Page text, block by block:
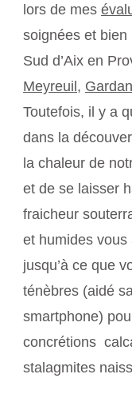
lors de mes
soignées et bien
Sud d’Aix en
Meyreuil,
Toutefois, il y a
dans la
la chaleur de
et de se laisser
fraicheur
et humides vous
jusqu’à ce que
ténèbres (aidé
smartphone)
concrétions
stalagmites